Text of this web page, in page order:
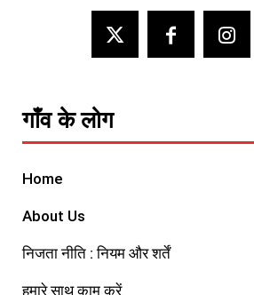
गाँव के लोग
Home
About Us
निजता नीति : नियम और शर्तें
हमारे साथ काम करें